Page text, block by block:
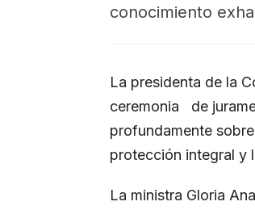
conocimiento
La presidenta de la
ceremonia de
profundamente
protección integral y
La ministra Gloria